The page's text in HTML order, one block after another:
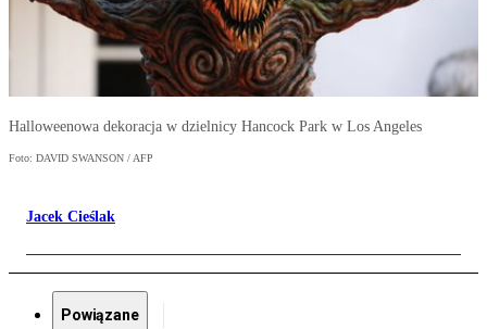
Halloweenowa dekoracja w dzielnicy Hancock Park w Los Angeles
Foto: DAVID SWANSON / AFP
Jacek Cieślak
Powiązane